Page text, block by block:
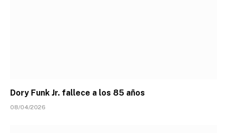
Dory Funk Jr. fallece a los 85 años
08/04/2026